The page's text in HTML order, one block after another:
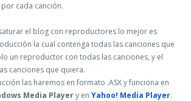
cada canción.
el blog con reproductores lo mejor es
la cual contenga todas las canciones que
un reproductor con todas las canciones, y el
canciones que quiera.
las haremos en formato .ASX y funciona en
Media Playery en Yahoo! Media Player.